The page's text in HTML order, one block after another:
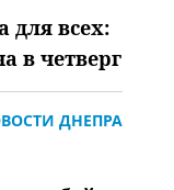
для всех:
в четверг
ДНЕПРА